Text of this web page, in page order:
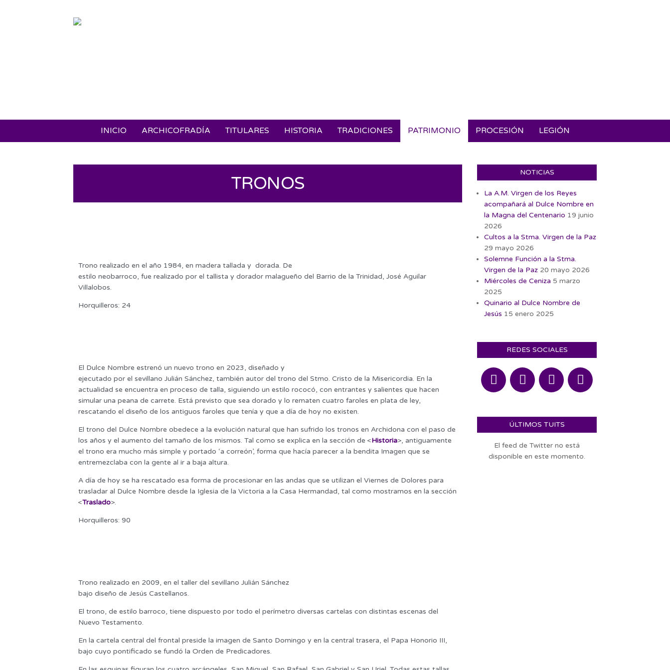
INICIO ARCHICOFRADÍA TITULARES HISTORIA TRADICIONES PATRIMONIO PROCESIÓN LEGIÓN
TRONOS
Trono realizado en el año 1984, en madera tallada y dorada. De
estilo neobarroco, fue realizado por el tallista y dorador malagueño del Barrio de la Trinidad, José Aguilar
Villalobos.
Horquilleros: 24
El Dulce Nombre estrenó un nuevo trono en 2023, diseñado y
ejecutado por el sevillano Julián Sánchez, también autor del trono del Stmo. Cristo de la Misericordia. En la
actualidad se encuentra en proceso de talla, siguiendo un estilo rococó, con entrantes y salientes que hacen
simular una peana de carrete. Está previsto que sea dorado y lo rematen cuatro faroles en plata de ley,
rescatando el diseño de los antiguos faroles que tenía y que a día de hoy no existen.
El trono del Dulce Nombre obedece a la evolución natural que han sufrido los tronos en Archidona con el paso de
los años y el aumento del tamaño de los mismos. Tal como se explica en la sección de <Historia>, antiguamente
el trono era mucho más simple y portado ‘a correón’, forma que hacía parecer a la bendita Imagen que se
entremezclaba con la gente al ir a baja altura.
A día de hoy se ha rescatado esa forma de procesionar en las andas que se utilizan el Viernes de Dolores para
trasladar al Dulce Nombre desde la Iglesia de la Victoria a la Casa Hermandad, tal como mostramos en la sección
<Traslado>.
Horquilleros: 90
Trono realizado en 2009, en el taller del sevillano Julián Sánchez
bajo diseño de Jesús Castellanos.
El trono, de estilo barroco, tiene dispuesto por todo el perímetro diversas cartelas con distintas escenas del
Nuevo Testamento.
En la cartela central del frontal preside la imagen de Santo Domingo y en la central trasera, el Papa Honorio III,
bajo cuyo pontificado se fundó la Orden de Predicadores.
NOTICIAS
La A.M. Virgen de los Reyes
acompañará al Dulce Nombre en
la Magna del Centenario 19 junio
2026
Cultos a la Stma. Virgen de la Paz
29 mayo 2026
Solemne Función a la Stma.
Virgen de la Paz 20 mayo 2026
Miércoles de Ceniza 5 marzo
2025
Quinario al Dulce Nombre de
Jesús 15 enero 2025
REDES SOCIALES
ÚLTIMOS TUITS
El feed de Twitter no está
disponible en este momento.